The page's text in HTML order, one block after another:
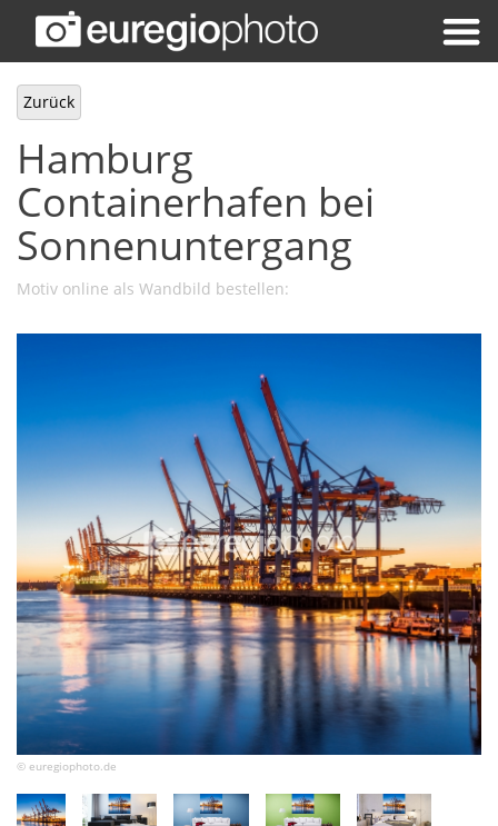
Zurück
Hamburg
Containerhafen bei
Sonnenuntergang
Motiv online als Wandbild bestellen:
© euregiophoto.de